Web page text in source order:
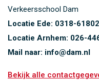
Verkeersschool Dam
Locatie Ede: 0318-
Locatie Arnhem: 026-
Mail naar: info@dam.nl
Bekijk alle